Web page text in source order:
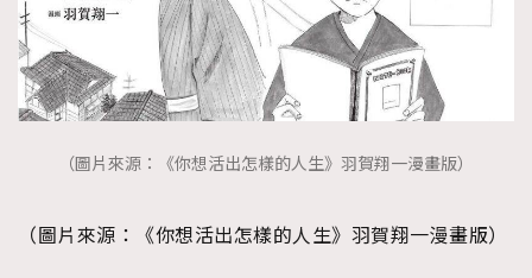
（圖片來源：《你想活出怎樣的人生》羽賀翔一漫畫版）
（圖片來源：《你想活出怎樣的人生》羽賀翔一漫畫版）